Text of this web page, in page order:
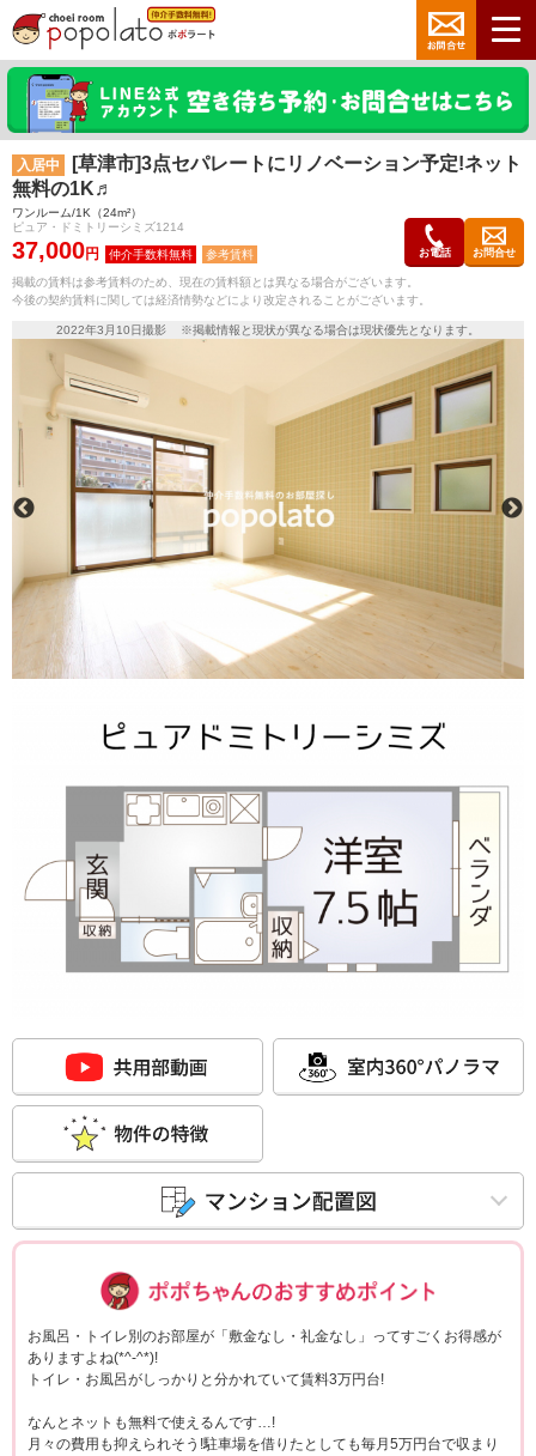
入居中
[草津市]3点セパレートにリノベーション予定!ネット
無料の1K♬
ワンルーム/1K（24m²）
ピュア・ドミトリーシミズ1214
37,000円 参考賃料 お電話 お問合せ
掲載の賃料は参考賃料のため、現在の賃料額とは異なる場合がございます。
今後の契約賃料に関しては経済情勢などにより改定されることがございます。
2022年3月10日撮影 ※掲載情報と現状が異なる場合は現状優先となります。
お風呂・トイレ別のお部屋が「敷金なし・礼金なし」ってすごくお得感が
ありますよね(*^-^*)!
トイレ・お風呂がしっかりと分かれていて賃料3万円台!
なんとネットも無料で使えるんです…!
月々の費用も抑えられそう!駐車場を借りたとしても毎月5万円台で収まり